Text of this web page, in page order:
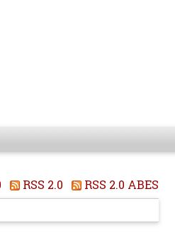
RSS 2.0
RSS 2.0 ABES